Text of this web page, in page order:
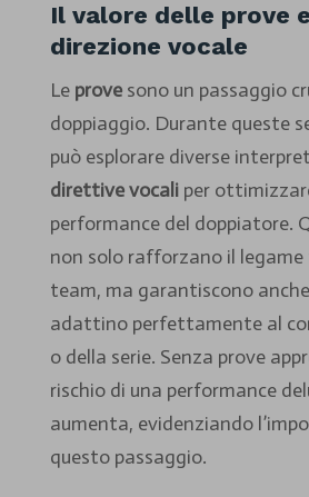
Il valore delle prove
direzione vocale
Le provesono un passaggio
doppiaggio. Durante queste
può esplorare diverse
direttive vocaliper
performance del doppiatore.
non solo rafforzano il legame
team, ma garantiscono
adattino perfettamente al
o della serie. Senza prove
rischio di una performance
aumenta, evidenziando
questo passaggio.